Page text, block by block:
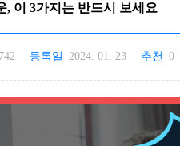
, 이 3가지는 반드시 보세요
742 등록일 2024. 01. 23 추천 0